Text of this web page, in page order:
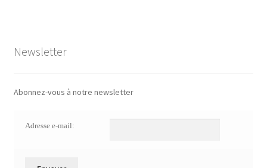
Newsletter
Abonnez-vous à notre newsletter
Adresse e-mail: